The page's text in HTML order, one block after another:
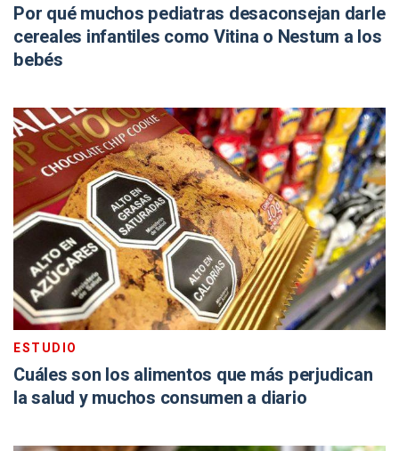
Por qué muchos pediatras desaconsejan darle
cereales infantiles como Vitina o Nestum a los
bebés
ESTUDIO
Cuáles son los alimentos que más perjudican
la salud y muchos consumen a diario